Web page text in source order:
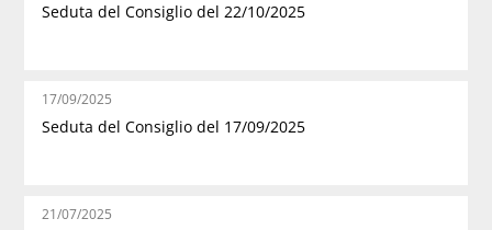
Seduta del Consiglio del 22/10/2025
17/09/2025
Seduta del Consiglio del 17/09/2025
21/07/2025